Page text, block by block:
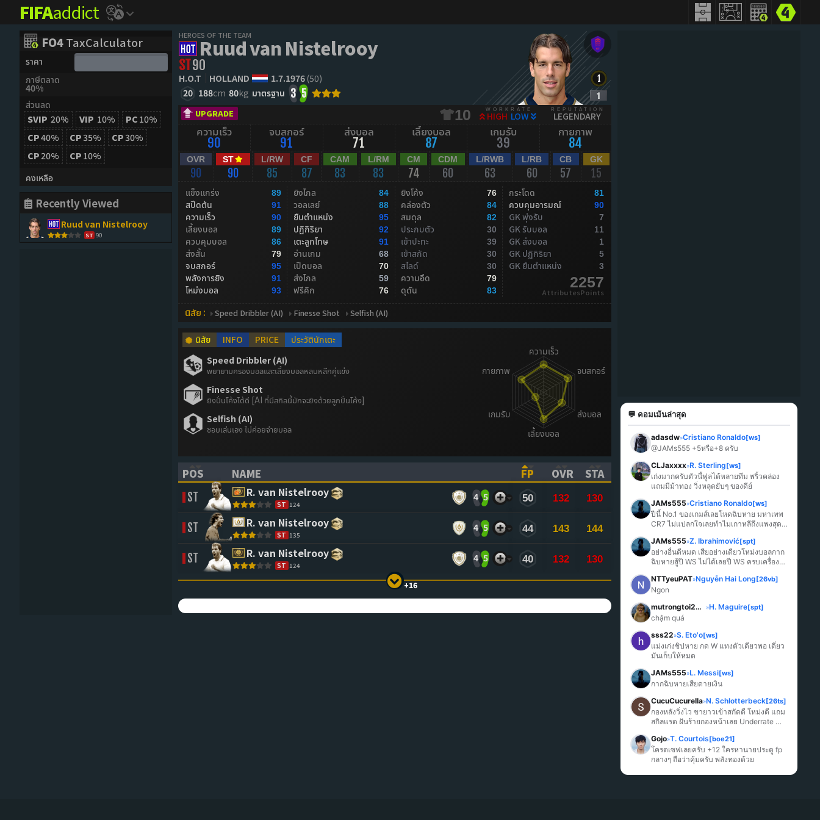
FIFAaddict
FO4TaxCalculator
ราคา
ภาษีตลาด
40%
ส่วนลด
SVIP 20% VIP 10% PC 10%
CP40% CP35% CP30%
CP20% CP 10%
คงเหลือ
Recently Viewed
Ruud van Nistelrooy
ST 90
HEROES OF THE TEAM
Ruud van Nistelrooy
ST90
H.O.T HOLLAND 1.7.1976(50)
20 188cm 80kg มาตรฐาน 3 5
UPGRADE 10 WORKRATE
HIGH LOW
REPUTATION
LEGENDARY
ความเร็ว
90
จบสกอร์
91
ส่งบอล
71
เลี้ยงบอล
87
เกมรับ
39
กายภาพ
84
OVR
90
ST
90
L/RW
85
CF
87
CAM
83
L/RM
83
CM
74
CDM
60
L/RWB
63
L/RB
60
CB
57
GK
15
แข็งแกร่ง 89
สปีดต้น 91
ความเร็ว 90
เลี้ยงบอล 89
ควบคุมบอล 86
ส่งสั้น 79
จบสกอร์ 95
พลังการยิง 91
โหม่งบอล 93
ยิงไกล 84
วอลเลย์ 88
ยืนตำแหน่ง 95
ปฏิกิริยา 92
เตะลูกโทษ 91
อ่านเกม 68
เปิดบอล 70
ส่งไกล 59
ฟรีคิก 76
ยิงโค้ง 76
คล่องตัว 84
สมดุล 82
ประกบตัว 30
เข้าปะทะ 39
เข้าสกัด 30
สไลด์ 30
ความอึด 79
ดุดัน 83
กระโดด 81
ควบคุมอารมณ์ 90
GK พุ่งรับ 7
GK รับบอล 11
GK ส่งบอล 1
GK ปฏิกิริยา 5
GK ยืนตำแหน่ง 3
2257
AttributesPoints
นิสัย : Speed Dribbler (AI) Finesse Shot Selfish (AI)
นิสัย INFO PRICE
ประวัตินักเตะ
Speed Dribbler (AI)
พยายามครองบอลและเลี้ยงบอลหลบหลีกคู่แข่ง
Finesse Shot
ยิงปั่นโค้งได้ดี [AI ที่มีสกิลนี้มักจะยิงด้วยลูกปั่นโค้ง]
Selfish (AI)
ชอบเล่นเอง ไม่ค่อยจ่ายบอล
POS
(CLICK TO SORT ASCENDING)
NAME
(CLICK TO SORT ASCENDING)
FP
(CLICK TO SORT ASCENDING)
OVR
(CLICK TO SORT ASCENDING)
STA
(CLICK TO SORT ASCENDING)
ST R. van Nistelrooy
ST 124
4 5 50 132 130
ST R. van Nistelrooy
ST 135
4 5 44 143 144
ST R. van Nistelrooy
ST 124
4 5 40 132 130
+16
💬 คอมเม้นล่าสุด
adasdw»Cristiano Ronaldo[ws]
@JAMs555 +5หรือ+8 ครับ
CLJaxxxx»R. Sterling[ws]
เก่งมากครับตัวนี้ฟูลได้หลายทีม พริ้วคล่อง
แถมมีม้าทอง วิ่งหลุดยับๆ ของดีย์
JAMs555»Cristiano Ronaldo[ws]
ปีนี้ No.1 ของเกมส์เลยโหดฉิบหาย มหาเทพ
CR7 ไม่แปลกใจเลยทำไมเกาหลีถึงแพงสุด
JAMs555»Z. Ibrahimović[spt]
อย่างอื่นดีหมด เสียอย่างเดียวโหม่งบอลกาก
ฉิบหายสู้ปี WS ไม่ได้เลยปี WS ครบเครื่อง
NTTyeuPAT»Nguyễn Hai Long[26vb]
Ngon
mutrongtoi2027
»H. Maguire[spt]
chậm quá
sss22»S. Eto'o[ws]
แม่งเก่งชิปหาย กด W แทงตัวเดียวพอ เดี๋ยว
มันเก็บให้หมด
JAMs555»L. Messi[ws]
กากฉิบหายเสียดายเงิน
CucuCucurella»N. Schlotterbeck[26ts]
กองหลังวิ่งไว ขายาวเข้าสกัดดี โหม่งดี แถม
สกิลแรด ฝันร้ายกองหน้าเลย Underrate
Gojo»T. Courtois[boe21]
โครตเซฟเลยครับ +12 ใครหานายประตู fp
กลางๆ ถือว่าคุ้มครับ พลังทองด้วย